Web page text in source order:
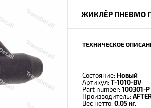
ЖИКЛЁР ПНЕВМО
ТЕХНИЧЕСКОЕ
Состояние: Новый
Артикул: T-1010-BV
Part number: 100301-P
Производитель:
Вес нетто: 0.05 кг.